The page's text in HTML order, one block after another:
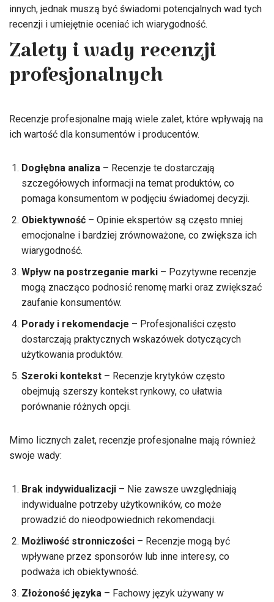
innych, jednak muszą być świadomi potencjalnych wad tych
recenzji i umiejętnie oceniać ich wiarygodność.
Zalety i wady recenzji
profesjonalnych
Recenzje profesjonalne mają wiele zalet, które wpływają na
ich wartość dla konsumentów i producentów.
Dogłębna analiza – Recenzje te dostarczają
szczegółowych informacji na temat produktów, co
pomaga konsumentom w podjęciu świadomej decyzji.
Obiektywność – Opinie ekspertów są często mniej
emocjonalne i bardziej zrównoważone, co zwiększa ich
wiarygodność.
Wpływ na postrzeganie marki – Pozytywne recenzje
mogą znacząco podnosić renomę marki oraz zwiększać
zaufanie konsumentów.
Porady i rekomendacje – Profesjonaliści często
dostarczają praktycznych wskazówek dotyczących
użytkowania produktów.
Szeroki kontekst – Recenzje krytyków często
obejmują szerszy kontekst rynkowy, co ułatwia
porównanie różnych opcji.
Mimo licznych zalet, recenzje profesjonalne mają również
swoje wady:
Brak indywidualizacji – Nie zawsze uwzględniają
indywidualne potrzeby użytkowników, co może
prowadzić do nieodpowiednich rekomendacji.
Możliwość stronniczości – Recenzje mogą być
wpływane przez sponsorów lub inne interesy, co
podważa ich obiektywność.
Złożoność języka – Fachowy język używany w